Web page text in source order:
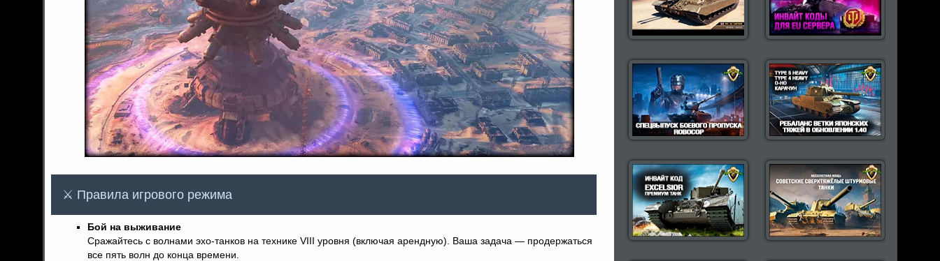
⚔ Правила игрового режима
Бой на выживание
Сражайтесь с волнами эхо-танков на технике VIII уровня (включая арендную). Ваша задача — продержаться
все пять волн до конца времени.